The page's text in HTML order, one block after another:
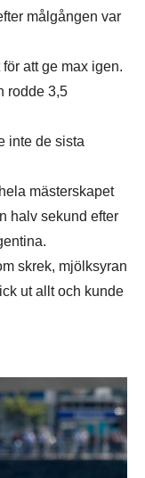
målgången var
att ge max igen.
rodde 3,5
inte de sista
mästerskapet
halv sekund efter
skrek, mjölksyran
ut allt och kunde